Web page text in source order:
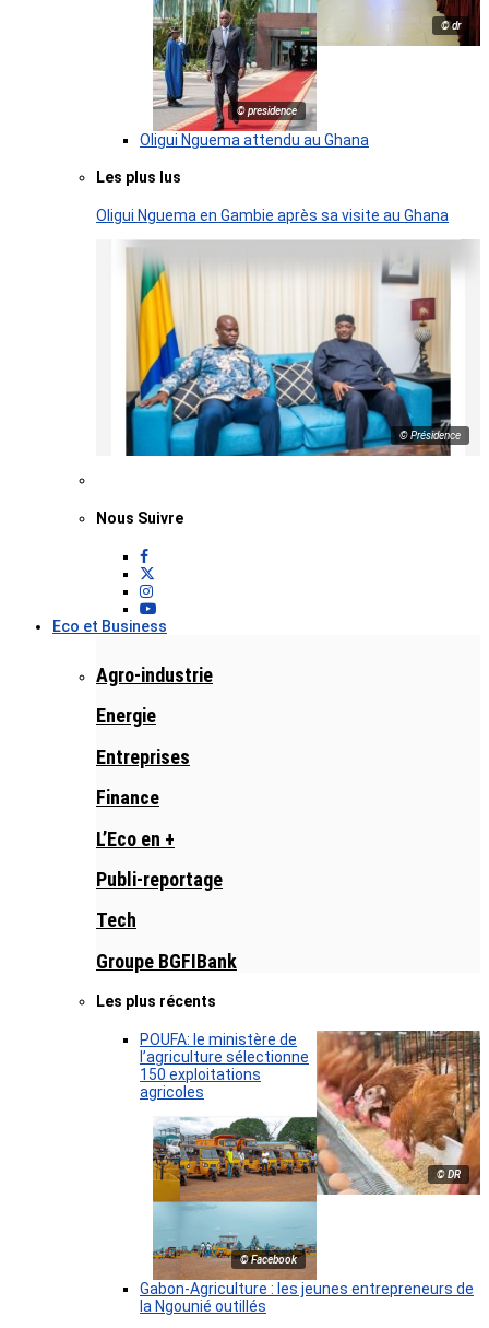
© dr
© presidence
Oligui Nguema attendu au Ghana
Les plus lus
Oligui Nguema en Gambie après sa visite au Ghana
© Présidence
Nous Suivre
Eco et Business
Agro-industrie
Energie
Entreprises
Finance
L’Eco en +
Publi-reportage
Tech
Groupe BGFIBank
Les plus récents
© DR
POUFA: le ministère de
l’agriculture sélectionne
150 exploitations
agricoles
© Facebook
Gabon-Agriculture : les jeunes entrepreneurs de
la Ngounié outillés